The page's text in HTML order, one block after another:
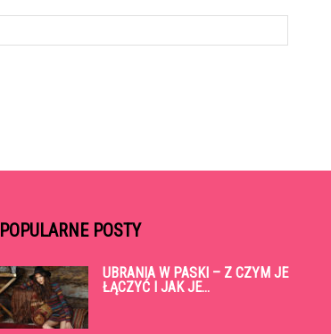
POPULARNE POSTY
UBRANIA W PASKI – Z CZYM JE
ŁĄCZYĆ I JAK JE...